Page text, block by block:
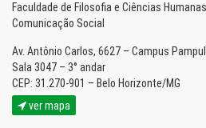
Faculdade de Filosofia e Ciências
Comunicação Social
Av. Antônio Carlos, 6627 – Campus
Sala 3047 – 3° andar
CEP: 31.270-901 – Belo Horizonte/MG
ver mapa